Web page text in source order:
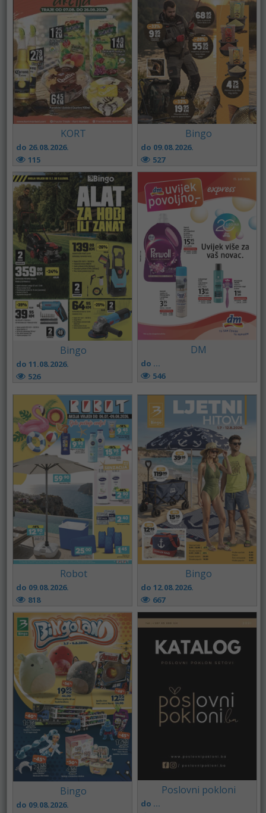
KORT
do 26.08.2026.
115
Bingo
do 09.08.2026.
527
Bingo
do 11.08.2026.
526
DM
do ...
546
Robot
do 09.08.2026.
818
Bingo
do 12.08.2026.
667
Bingo
do 09.08.2026.
Poslovni pokloni
do ...